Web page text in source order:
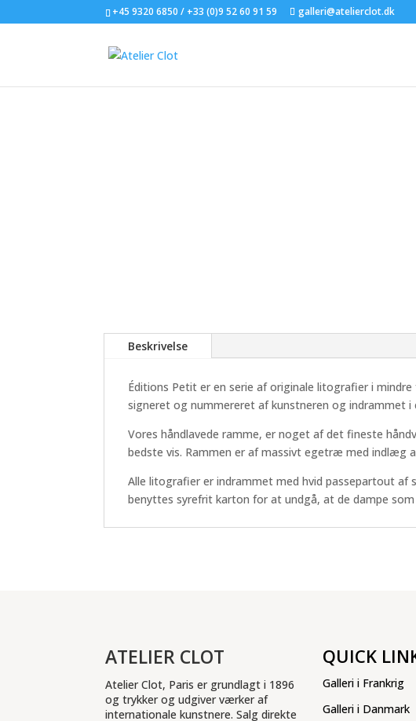
+45 9320 6850 / +33 (0)9 52 60 91 59 galleri@atelierclot.dk
Beskrivelse
Éditions Petit er en serie af originale litografier i
signeret og nummereret af kunstneren og indrammet i
Vores håndlavede ramme, er noget af det fineste
bedste vis. Rammen er af massivt egetræ med indlæg
Alle litografier er indrammet med hvid passepartout
benyttes syrefrit karton for at undgå, at de dampe
ATELIER CLOT
Atelier Clot, Paris er grundlagt i 1896
og trykker og udgiver værker af
internationale kunstnere. Salg direkte
QUICK
Galleri i Frankrig
Galleri i Danmark